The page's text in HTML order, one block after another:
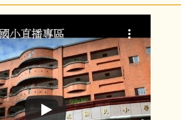
度 小一新生入學報到方式及流程說明】
2026-05-20
熱烈祝賀本
校推薦張美
珠女士、李
湘庭老師參
加「全國終